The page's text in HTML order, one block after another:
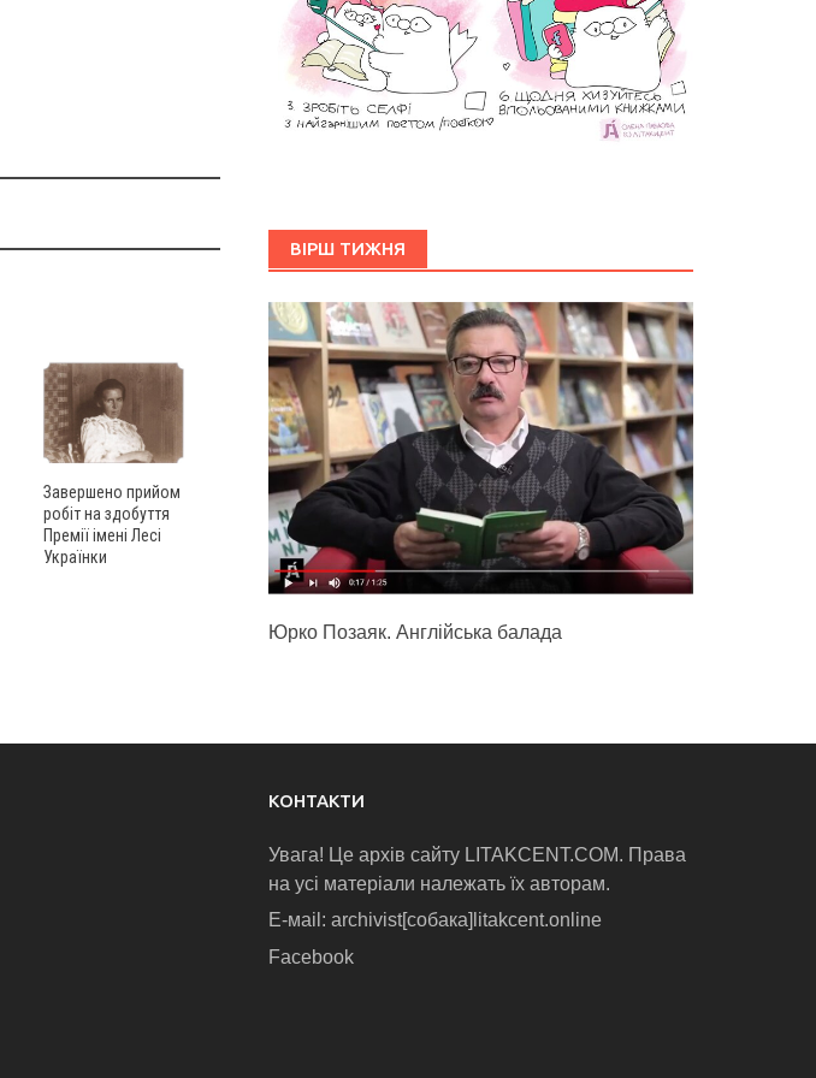
Завершено прийом
робіт на здобуття
Премії імені Лесі
Українки
ВІРШ ТИЖНЯ
Юрко Позаяк. Англійська балада
КОНТАКТИ
Увага! Це архів сайту LITAKCENT.COM. Права
на усі матеріали належать їх авторам.
E-маіl: archivist[собака]litakcent.online
Facebook